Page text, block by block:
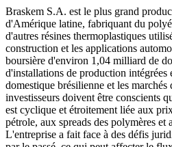
Braskem S.A. est le plus grand
d'Amérique latine, fabriquant du
d'autres résines thermoplastiques
construction et les applications
boursière d'environ 1,04 milliard de
d'installations de production intégrées
domestique brésilienne et les
investisseurs doivent être conscients
est cyclique et étroitement liée aux
pétrole, aux spreads des polymères et
L'entreprise a fait face à des défis